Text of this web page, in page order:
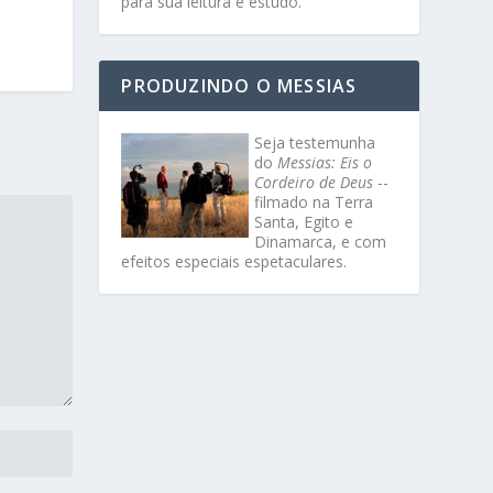
PRODUZINDO O MESSIAS
Seja testemunha
doMessias: Eis o
Cordeiro de Deus --
filmado na Terra
Santa, Egito e
Dinamarca, e com
efeitos especiais espetaculares.